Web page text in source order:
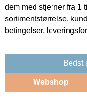
dem med stjerner fra 1
sortimentstørrelse,
betingelser,
Bedst
Webshop